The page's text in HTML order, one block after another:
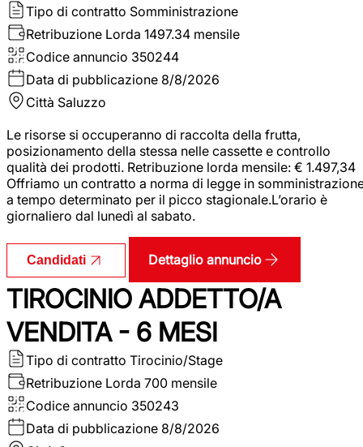
Tipo di contratto Somministrazione
Retribuzione Lorda 1497.34 mensile
Codice annuncio 350244
Data di pubblicazione 8/8/2026
Città Saluzzo
Le risorse si occuperanno di raccolta della frutta,
posizionamento della stessa nelle cassette e controllo
qualità dei prodotti. Retribuzione lorda mensile: € 1.497,34
Offriamo un contratto a norma di legge in
a tempo determinato per il picco stagionale.L’orario è
giornaliero dal lunedì al sabato.
Candidati Dettaglio annuncio
TIROCINIO ADDETTO/A
VENDITA - 6 MESI
Tipo di contratto Tirocinio/Stage
Retribuzione Lorda 700 mensile
Codice annuncio 350243
Data di pubblicazione 8/8/2026